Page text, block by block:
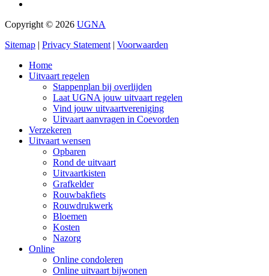
Copyright © 2026 UGNA
Sitemap | Privacy Statement | Voorwaarden
Home
Uitvaart regelen
Stappenplan bij overlijden
Laat UGNA jouw uitvaart regelen
Vind jouw uitvaartvereniging
Uitvaart aanvragen in Coevorden
Verzekeren
Uitvaart wensen
Opbaren
Rond de uitvaart
Uitvaartkisten
Grafkelder
Rouwbakfiets
Rouwdrukwerk
Bloemen
Kosten
Nazorg
Online
Online condoleren
Online uitvaart bijwonen